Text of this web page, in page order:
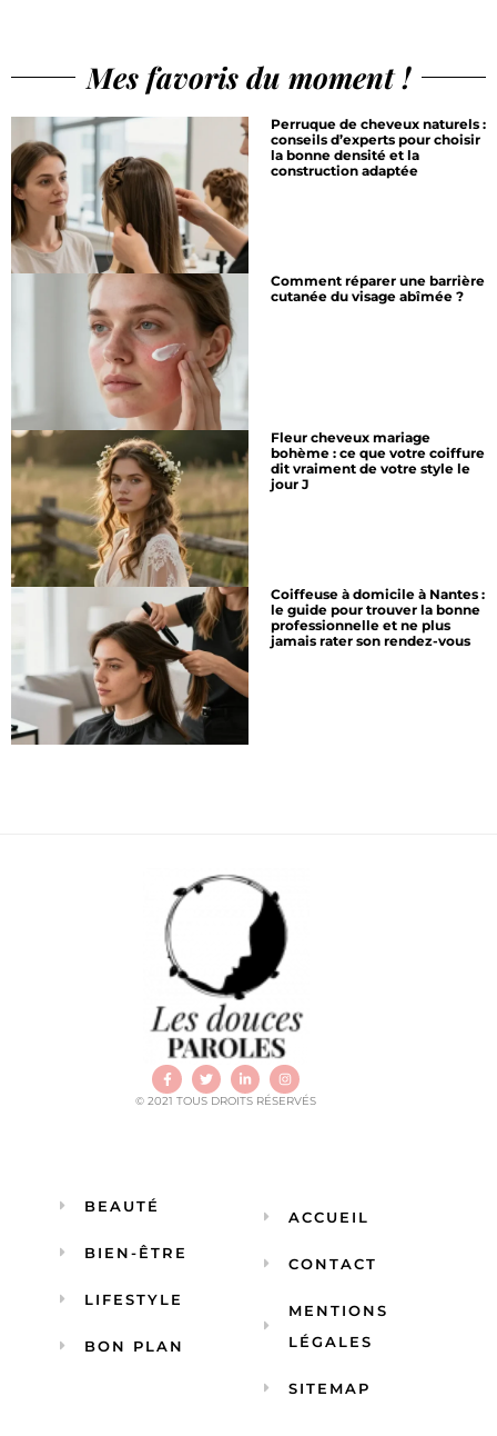
Mes favoris du moment !
Perruque de cheveux naturels :
conseils d’experts pour choisir
la bonne densité et la
construction adaptée
Comment réparer une barrière
cutanée du visage abîmée ?
Fleur cheveux mariage
bohème : ce que votre coiffure
dit vraiment de votre style le
jour J
Coiffeuse à domicile à Nantes :
le guide pour trouver la bonne
professionnelle et ne plus
jamais rater son rendez-vous
© 2021 TOUS DROITS RÉSERVÉS
BEAUTÉ
BIEN-ÊTRE
LIFESTYLE
BON PLAN
ACCUEIL
CONTACT
MENTIONS
LÉGALES
SITEMAP